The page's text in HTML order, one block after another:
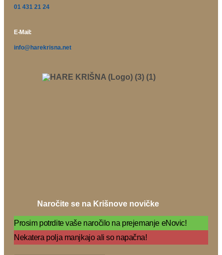
01 431 21 24
E-Mail:
info@harekrisna.net
Naročite se na Krišnove novičke
Prosim potrdite vaše naročilo na prejemanje eNovic!
Nekatera polja manjkajo ali so napačna!